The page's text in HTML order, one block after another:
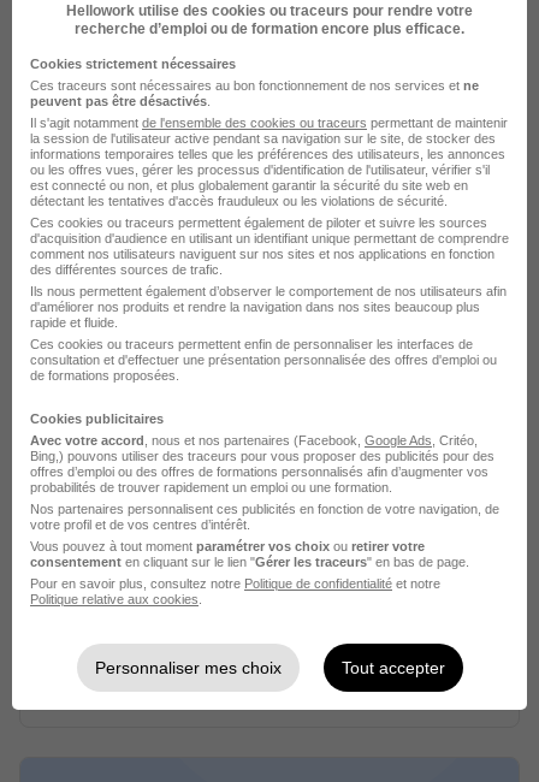
Approvisionneur H/F
Acass Super recruteur
Martigues - 13 Intérim 3 mois
Voir l’offre
il y a 1 jour
Cariste CACES 3 H/F
FERGUSS Interim Super recruteur
Port-Saint-Louis-du-Rhône - 13
Intérim
Voir l’offre
il y a 1 jour
Hellowork utilise des cookies ou traceurs pour rendre votre
recherche d’emploi ou de formation encore plus efficace.
Cookies strictement nécessaires
Ces traceurs sont nécessaires au bon fonctionnement de nos services et ne
peuvent pas être désactivés
Il s'agit notamment de l'ensemble des cookies ou traceurs permettant de maintenir
la session de l'utilisateur active pendant sa navigation sur le site, de stocker des
informations temporaires telles que les préférences des utilisateurs, les annonces
ou les offres vues, gérer les processus d'identification de l'utilisateur, vérifier s'il
est connecté ou non, et plus globalement garantir la sécurité du site web en
détectant les tentatives d'accès frauduleux ou les violations de sécurité.
Ces cookies ou traceurs permettent également de piloter et suivre les sources
d'acquisition d'audience en utilisant un identifiant unique permettant de comprendre
comment nos utilisateurs naviguent sur nos sites et nos applications en fonction
des différentes sources de trafic.
Ils nous permettent également d’observer le comportement de nos utilisateurs afin
d'améliorer nos produits et rendre la navigation dans nos sites beaucoup plus
rapide et fluide.
Ces cookies ou traceurs permettent enfin de personnaliser les interfaces de
consultation et d'effectuer une présentation personnalisée des offres d'emploi ou
de formations proposées.
Cookies publicitaires
Avec votre accord , nous et nos partenaires (Facebook, Google Ads , Critéo,
Bing,) pouvons utiliser des traceurs pour vous proposer des publicités pour des
offres d’emploi ou des offres de formations personnalisés afin d’augmenter vos
probabilités de trouver rapidement un emploi ou une formation.
Nos partenaires personnalisent ces publicités en fonction de votre navigation, de
votre profil et de vos centres d’intérêt.
Vous pouvez à tout moment paramétrer vos choix ou retirer votre
consentement en cliquant sur le lien "Gérer les traceurs" en bas de page.
Pour en savoir plus, consultez notre Politique de confidentialité et notre
Politique relative aux cookies
Personnaliser mes choix Tout accepter